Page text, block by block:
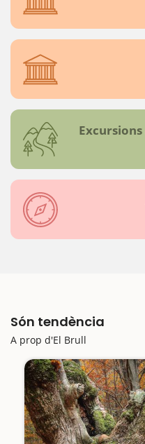
Són tendència
A prop d'El Brull